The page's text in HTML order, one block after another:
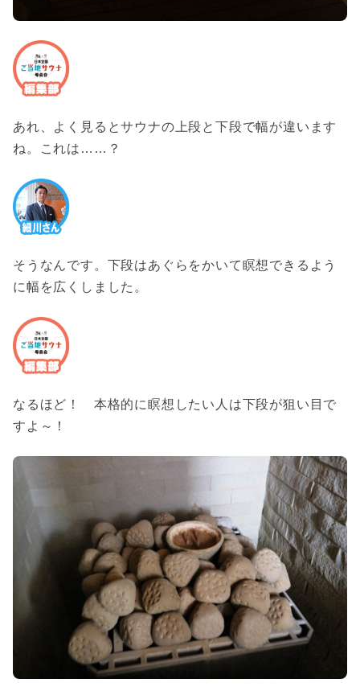
あれ、よく見るとサウナの上段と下段で幅が違います
ね。これは……？
そうなんです。下段はあぐらをかいて瞑想できるよう
に幅を広くしました。
なるほど！ 本格的に瞑想したい人は下段が狙い目で
すよ～！